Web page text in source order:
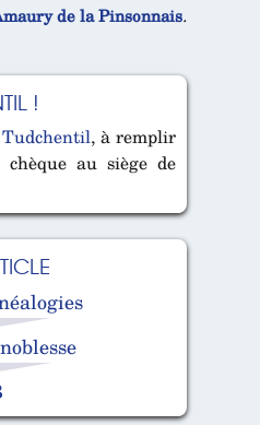
de la Pinsonnais.
!
, à remplir
au siège de